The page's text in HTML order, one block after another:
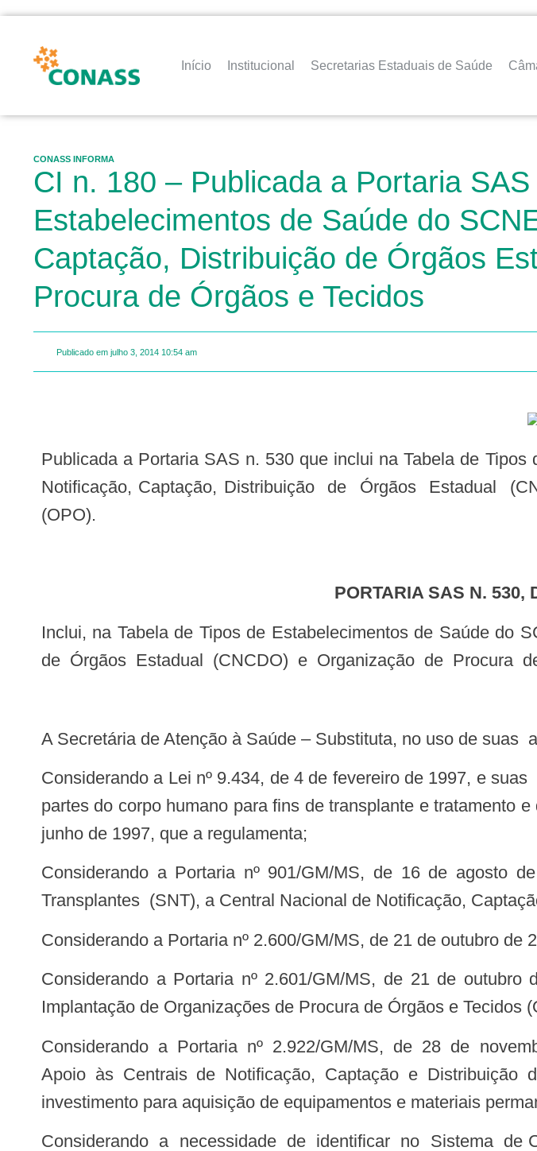
Início Institucional Secretarias Estaduais de Saúde
CONASS INFORMA
CI n. 180 – Publicada a Portaria
Estabelecimentos de Saúde do
Captação, Distribuição de Órgãos
Procura de Órgãos e Tecidos
Publicado em julho 3, 2014 10:54 am
Publicada a Portaria SAS n. 530 que inclui na Tabela de Tipos de Estabelecimentos de Saúde do SCNES, os Tipos Central de
Notificação, Captação, Distribuição de Órgãos Estadual
(OPO).
PORTARIA SAS N.
Inclui, na Tabela de Tipos de Estabelecimentos de Saúde do SCNES, os Tipos Central de Notificação, Captação, Distribuição
de Órgãos Estadual (CNCDO) e Organização de Procura
A Secretária de Atenção à Saúde – Substituta, no uso de suas
Considerando a Lei nº 9.434, de 4 de fevereiro de 1997, e suas alterações, que dispõe sobre a remoção de órgãos, tecidos e
partes do corpo humano para fins de transplante e tratamento
junho de 1997, que a regulamenta;
Considerando a Portaria nº 901/GM/MS, de 16 de agosto de 2000, que cria, no âmbito do Sistema Nacional de
Transplantes (SNT), a Central Nacional de Notificação,
Considerando a Portaria nº 2.600/GM/MS, de 21 de outubro
Considerando a Portaria nº 2.601/GM/MS, de 21 de outubro de 2009, que institui, no âmbito do SNT, o Plano Nacional de
Implantação de Organizações de Procura de Órgãos e Tecidos
Considerando a Portaria nº 2.922/GM/MS, de 28 de novembro de 2013, que institui, no âmbito do SNT, o Plano Nacional de
Apoio às Centrais de Notificação, Captação e
investimento para aquisição de equipamentos e materiais
Considerando a necessidade de identificar no Sistema de Cadastro Nacional dos Estabelecimentos de Saúde (SCNES) as